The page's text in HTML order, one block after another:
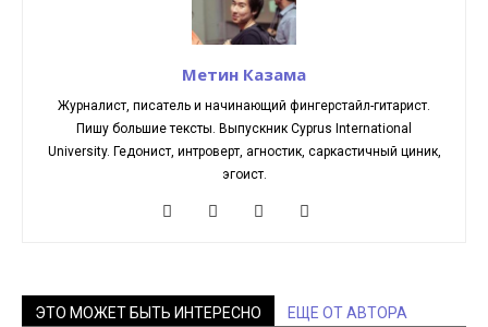
Метин Казама
Журналист, писатель и начинающий фингерстайл-гитарист.
Пишу большие тексты. Выпускник Cyprus International
University. Гедонист, интроверт, агностик, саркастичный циник,
эгоист.
ЭТО МОЖЕТ БЫТЬ ИНТЕРЕСНО ЕЩЕ ОТ АВТОРА